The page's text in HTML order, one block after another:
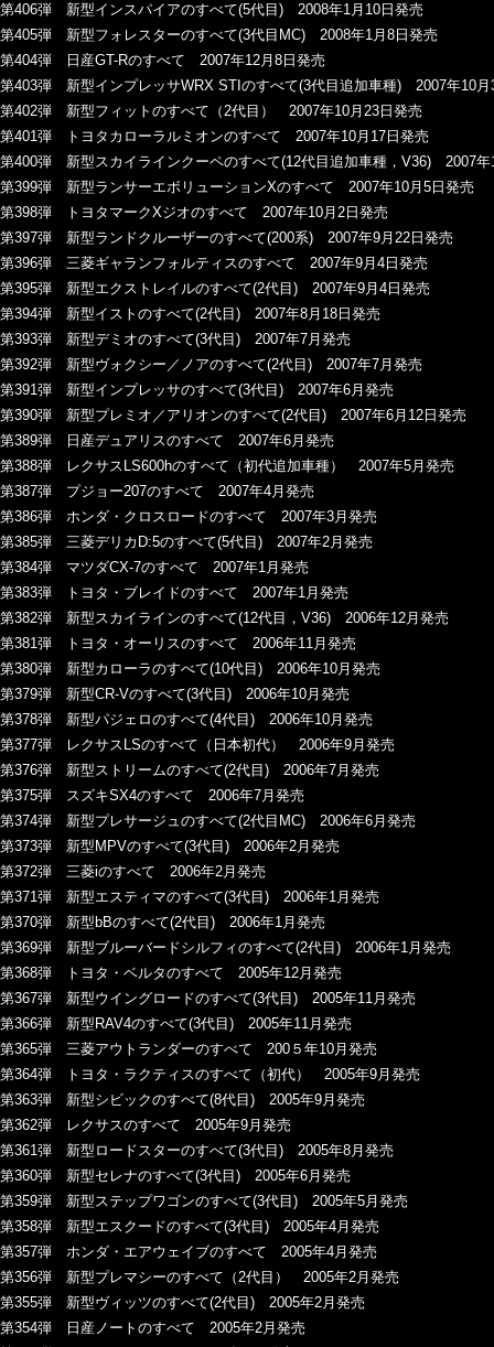
第406弾 新型インスパイアのすべて(5代目) 2008年1月10日発売
第405弾 新型フォレスターのすべて(3代目MC) 2008年1月8日発売
第404弾 日産GT-Rのすべて 2007年12月8日発売
第403弾 新型インプレッサWRX STIのすべて(3代目追加車種) 2007年10月
第402弾 新型フィットのすべて（2代目） 2007年10月23日発売
第401弾 トヨタカローラルミオンのすべて 2007年10月17日発売
第400弾 新型スカイラインクーペのすべて(12代目追加車種，V36) 2007年
第399弾 新型ランサーエボリューションXのすべて 2007年10月5日発売
第398弾 トヨタマークXジオのすべて 2007年10月2日発売
第397弾 新型ランドクルーザーのすべて(200系) 2007年9月22日発売
第396弾 三菱ギャランフォルティスのすべて 2007年9月4日発売
第395弾 新型エクストレイルのすべて(2代目) 2007年9月4日発売
第394弾 新型イストのすべて(2代目) 2007年8月18日発売
第393弾 新型デミオのすべて(3代目) 2007年7月発売
第392弾 新型ヴォクシー／ノアのすべて(2代目) 2007年7月発売
第391弾 新型インプレッサのすべて(3代目) 2007年6月発売
第390弾 新型プレミオ／アリオンのすべて(2代目) 2007年6月12日発売
第389弾 日産デュアリスのすべて 2007年6月発売
第388弾 レクサスLS600hのすべて（初代追加車種） 2007年5月発売
第387弾 プジョー207のすべて 2007年4月発売
第386弾 ホンダ・クロスロードのすべて 2007年3月発売
第385弾 三菱デリカD:5のすべて(5代目) 2007年2月発売
第384弾 マツダCX-7のすべて 2007年1月発売
第383弾 トヨタ・ブレイドのすべて 2007年1月発売
第382弾 新型スカイラインのすべて(12代目，V36) 2006年12月発売
第381弾 トヨタ・オーリスのすべて 2006年11月発売
第380弾 新型カローラのすべて(10代目) 2006年10月発売
第379弾 新型CR-Vのすべて(3代目) 2006年10月発売
第378弾 新型パジェロのすべて(4代目) 2006年10月発売
第377弾 レクサスLSのすべて（日本初代） 2006年9月発売
第376弾 新型ストリームのすべて(2代目) 2006年7月発売
第375弾 スズキSX4のすべて 2006年7月発売
第374弾 新型プレサージュのすべて(2代目MC) 2006年6月発売
第373弾 新型MPVのすべて(3代目) 2006年2月発売
第372弾 三菱iのすべて 2006年2月発売
第371弾 新型エスティマのすべて(3代目) 2006年1月発売
第370弾 新型bBのすべて(2代目) 2006年1月発売
第369弾 新型ブルーバードシルフィのすべて(2代目) 2006年1月発売
第368弾 トヨタ・ベルタのすべて 2005年12月発売
第367弾 新型ウイングロードのすべて(3代目) 2005年11月発売
第366弾 新型RAV4のすべて(3代目) 2005年11月発売
第365弾 三菱アウトランダーのすべて 200５年10月発売
第364弾 トヨタ・ラクティスのすべて（初代） 2005年9月発売
第363弾 新型シビックのすべて(8代目) 2005年9月発売
第362弾 レクサスのすべて 2005年9月発売
第361弾 新型ロードスターのすべて(3代目) 2005年8月発売
第360弾 新型セレナのすべて(3代目) 2005年6月発売
第359弾 新型ステップワゴンのすべて(3代目) 2005年5月発売
第358弾 新型エスクードのすべて(3代目) 2005年4月発売
第357弾 ホンダ・エアウェイブのすべて 2005年4月発売
第356弾 新型プレマシーのすべて（2代目） 2005年2月発売
第355弾 新型ヴィッツのすべて(2代目) 2005年2月発売
第354弾 日産ノートのすべて 2005年2月発売